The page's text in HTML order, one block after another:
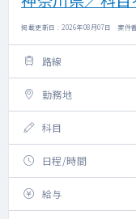
掲載更新日 : 2026年08月07日 案件
路線
勤務地
科目
日程/時間
給与